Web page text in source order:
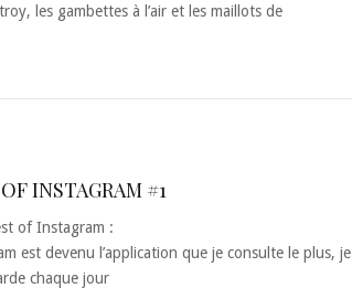
les gambettes à l’air et les maillots de
INSTAGRAM #1
of Instagram :
est devenu l’application que je consulte le plus, je
chaque jour